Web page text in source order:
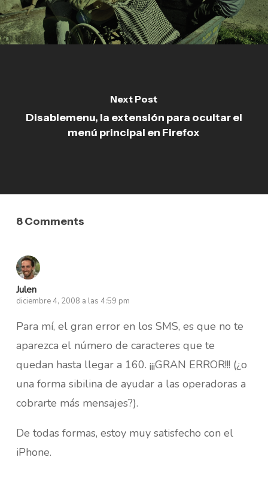
Next Post
Disablemenu, la extensión para ocultar el
menú principal en Firefox
8 Comments
Julen
diciembre 4, 2008 a las 4:59 pm
Para mí, el gran error en los SMS, es que no te
aparezca el número de caracteres que te
quedan hasta llegar a 160. ¡¡¡GRAN ERROR!!! (¿o
una forma sibilina de ayudar a las operadoras a
cobrarte más mensajes?).
De todas formas, estoy muy satisfecho con el
iPhone.